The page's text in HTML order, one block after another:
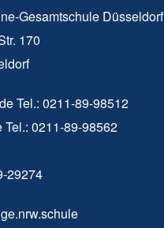
Gesamtschule Düsseldorf
170
Tel.: 0211-89-98512
Tel.: 0211-89-98562
29274